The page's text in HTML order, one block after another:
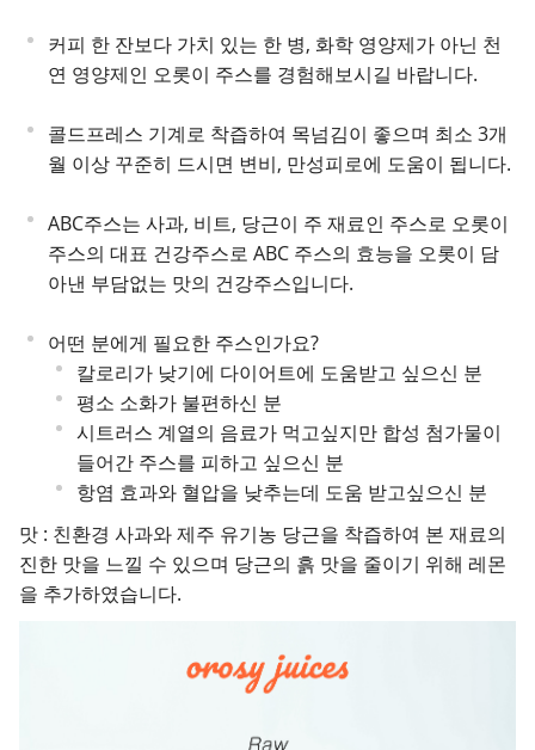
커피 한 잔보다 가치 있는 한 병, 화학 영양제가 아닌 천
연 영양제인 오롯이 주스를 경험해보시길 바랍니다.
콜드프레스 기계로 착즙하여 목넘김이 좋으며 최소 3개
월 이상 꾸준히 드시면 변비, 만성피로에 도움이 됩니다.
ABC주스는 사과, 비트, 당근이 주 재료인 주스로 오롯이
주스의 대표 건강주스로 ABC 주스의 효능을 오롯이 담
아낸 부담없는 맛의 건강주스입니다.
어떤 분에게 필요한 주스인가요?
칼로리가 낮기에 다이어트에 도움받고 싶으신 분
평소 소화가 불편하신 분
시트러스 계열의 음료가 먹고싶지만 합성 첨가물이
들어간 주스를 피하고 싶으신 분
항염 효과와 혈압을 낮추는데 도움 받고싶으신 분
맛 : 친환경 사과와 제주 유기농 당근을 착즙하여 본 재료의
진한 맛을 느낄 수 있으며 당근의 흙 맛을 줄이기 위해 레몬
을 추가하였습니다.